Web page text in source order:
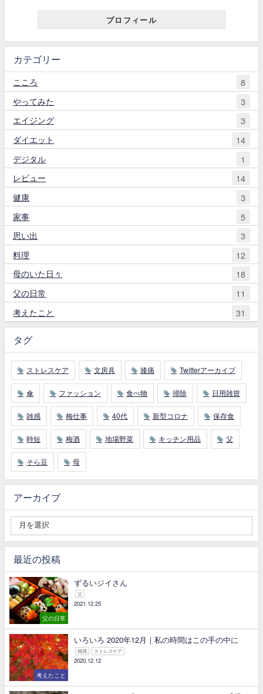
プロフィール
カテゴリー
こころ
8
やってみた
3
エイジング
3
ダイエット
14
デジタル
1
レビュー
14
健康
3
家事
5
思い出
3
料理
12
母のいた日々
18
父の日常
11
考えたこと
31
タグ
ストレスケア 文房具 膝痛 Twitterアーカイブ
傘 ファッション 食べ物 掃除 日用雑貨
雑感 梅仕事 40代 新型コロナ 保存食
時短 梅酒 地場野菜 キッチン用品 父
そら豆 母
アーカイブ
最近の投稿
父の日常
ずるいジイさん
父
2021.12.25
考えたこと
いろいろ 2020年12月｜私の時間はこの手の中に
雑感 ストレスケア
2020.12.12